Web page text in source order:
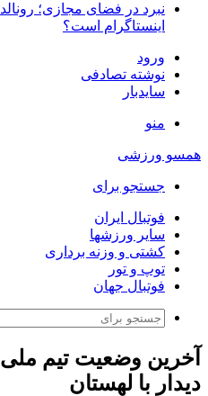
نبرد در فضای مجازی؛
اینستاگرام است؟
ورود
نوشته تصادفی
سایدبار
منو
همسو ورزشی
جستجو برای
فوتبال ایران
سایر ورزشها
کشتی و وزنه برداری
توپ و تور
فوتبال جهان
آخرین وضعیت تیم ملی
دیدار با لهستان